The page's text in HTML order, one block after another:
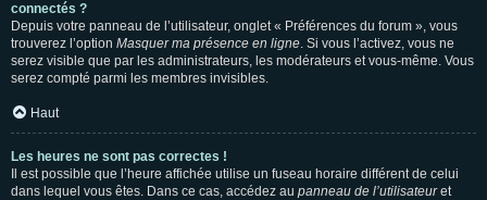
connectés ?
Depuis votre panneau de l’utilisateur, onglet « Préférences du forum », vous
trouverez l’option Masquer ma présence en ligne. Si vous l’activez, vous ne
serez visible que par les administrateurs, les modérateurs et vous-même. Vous
serez compté parmi les membres invisibles.
Haut
Les heures ne sont pas correctes !
Il est possible que l’heure affichée utilise un fuseau horaire différent de celui
dans lequel vous êtes. Dans ce cas, accédez au panneau de l’utilisateuret